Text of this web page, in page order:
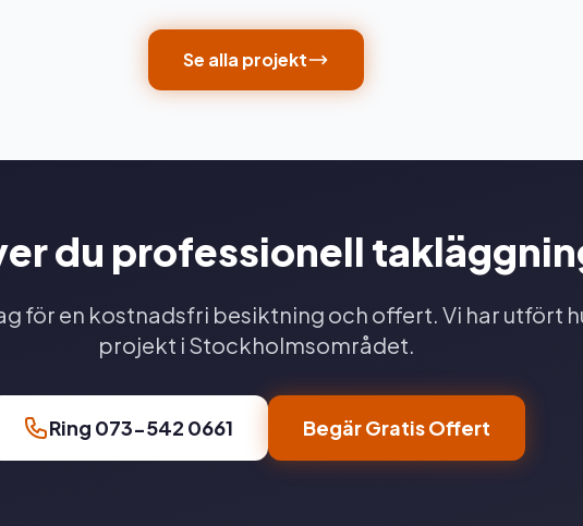
Se alla projekt
du professionell
för en kostnadsfri besiktning och offert. Vi har utfört
projekt i Stockholmsområdet.
Ring 073-542 0661 Begär Gratis Offert